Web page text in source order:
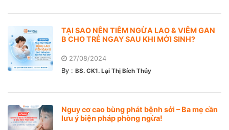
TẠI SAO NÊN TIÊM NGỪA LAO & VIÊM GAN
B CHO TRẺ NGAY SAU KHI MỚI SINH?
27/08/2024
By : BS. CK1. Lại Thị Bích Thủy
Nguy cơ cao bùng phát bệnh sởi – Ba mẹ cần
lưu ý biện pháp phòng ngừa!